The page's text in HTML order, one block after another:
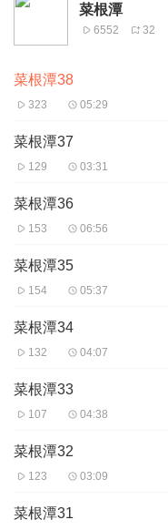
菜根潭
6552 32
菜根潭38
323 05:29
菜根潭37
129 03:31
菜根潭36
153 06:56
菜根潭35
154 05:37
菜根潭34
132 04:07
菜根潭33
107 04:38
菜根潭32
123 03:09
菜根潭31